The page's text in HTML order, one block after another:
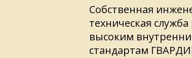
Собственная
техническая
высоким
стандартам